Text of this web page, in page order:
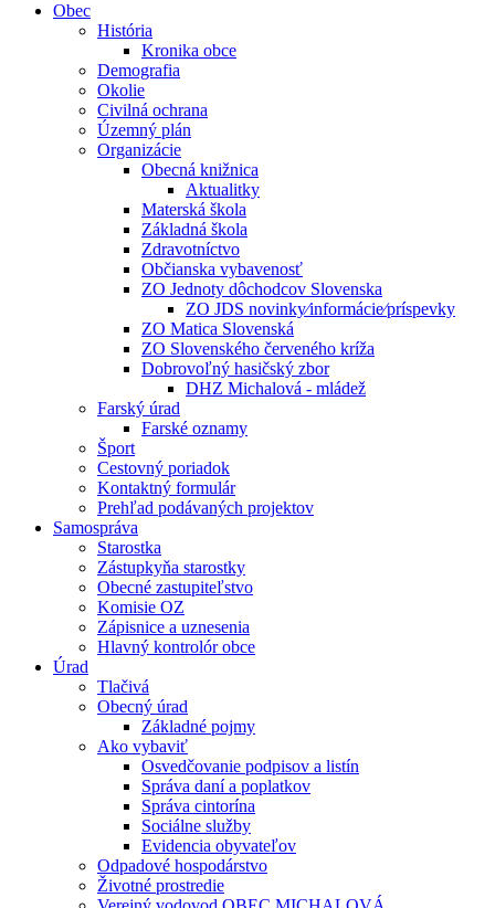
Obec
História
Kronika obce
Demografia
Okolie
Civilná ochrana
Územný plán
Organizácie
Obecná knižnica
Aktualitky
Materská škola
Základná škola
Zdravotníctvo
Občianska vybavenosť
ZO Jednoty dôchodcov Slovenska
ZO JDS novinky⁄informácie⁄príspevky
ZO Matica Slovenská
ZO Slovenského červeného kríža
Dobrovoľný hasičský zbor
DHZ Michalová - mládež
Farský úrad
Farské oznamy
Šport
Cestovný poriadok
Kontaktný formulár
Prehľad podávaných projektov
Samospráva
Starostka
Zástupkyňa starostky
Obecné zastupiteľstvo
Komisie OZ
Zápisnice a uznesenia
Hlavný kontrolór obce
Úrad
Tlačivá
Obecný úrad
Základné pojmy
Ako vybaviť
Osvedčovanie podpisov a listín
Správa daní a poplatkov
Správa cintorína
Sociálne služby
Evidencia obyvateľov
Odpadové hospodárstvo
Životné prostredie